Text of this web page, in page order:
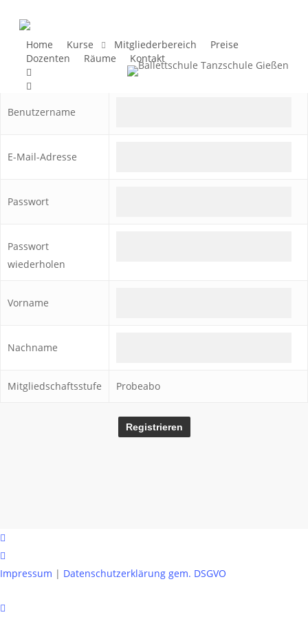
content
Home Kurse Mitgliederbereich
Preise
Dozenten
Räume
Kontakt
facebook
instagram
Benutzername
E-Mail-Adresse
Passwort
Passwort
wiederholen
Vorname
Nachname
Mitgliedschaftsstufe Probeabo
facebook
instagram
Impressum | Datenschutzerklärung gem. DSGVO